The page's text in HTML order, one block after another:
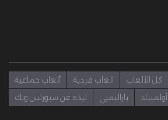
ألعاب جماعية العاب فردية
كل الألعاب
نبذه عن سبورتس ويك
باراليمبي أولمبياد